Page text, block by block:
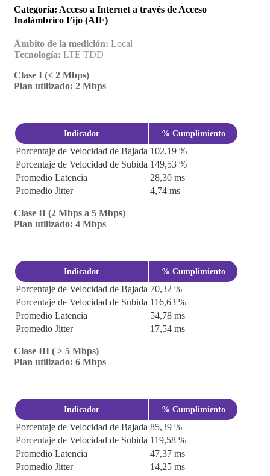
Entretenimiento
Categoría: Acceso a Internet a través de Acceso
Inalámbrico Fijo (AIF)
Ámbito de la medición: Local
Tecnología: LTE TDD
Clase I (< 2 Mbps)
Plan utilizado: 2 Mbps
Indicador % Cumplimiento
Porcentaje de Velocidad de Bajada 102,19 %
Porcentaje de Velocidad de Subida 149,53 %
Promedio Latencia
28,30 ms
Promedio Jitter
4,74 ms
Clase II (2 Mbps a 5 Mbps)
Plan utilizado: 4 Mbps
Indicador % Cumplimiento
Porcentaje de Velocidad de Bajada 70,32 %
Porcentaje de Velocidad de Subida 116,63 %
Promedio Latencia
54,78 ms
Promedio Jitter
17,54 ms
Clase III ( > 5 Mbps)
Plan utilizado: 6 Mbps
Indicador % Cumplimiento
Porcentaje de Velocidad de Bajada 85,39 %
Porcentaje de Velocidad de Subida 119,58 %
Promedio Latencia
47,37 ms
Promedio Jitter
14,25 ms